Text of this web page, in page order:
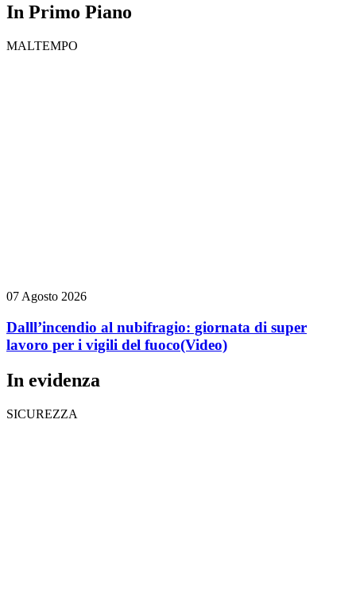
In Primo Piano
MALTEMPO
07 Agosto 2026
Dalll’incendio al nubifragio: giornata di super
lavoro per i vigili del fuoco(Video)
In evidenza
SICUREZZA